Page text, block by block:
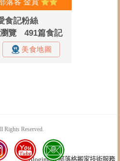
Rights Reserved.
Blogimove部落格搬家技術服務